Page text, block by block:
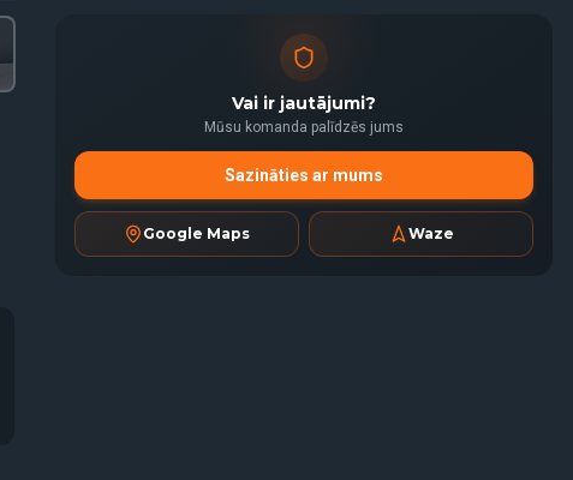
Vai ir jautājumi?
Mūsu komanda palīdzēs jums
Sazināties ar mums
Google Maps Waze